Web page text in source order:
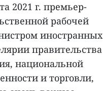
2021 г. премьер-
рабочей
иностранных
правительства
национальной
и торговли,